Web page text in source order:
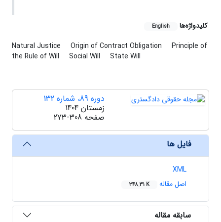
کلیدواژه‌ها English
Natural Justice Origin of Contract Obligation
Principle of
the Rule of Will
Social Will State Will
دوره 89، شماره 132
زمستان 1404
صفحه 273-308
فایل ها
XML
اصل مقاله
348.31 K
سابقه مقاله